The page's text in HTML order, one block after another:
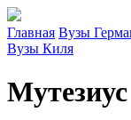
Главная Вузы
Вузы Киля